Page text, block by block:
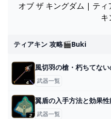
オブ ザ キングダム | ティ
キ
ティアキン 攻略🎬buki
風切羽の槍・朽ちてな
武器一覧
翼盾の入手方法と効果
武器一覧